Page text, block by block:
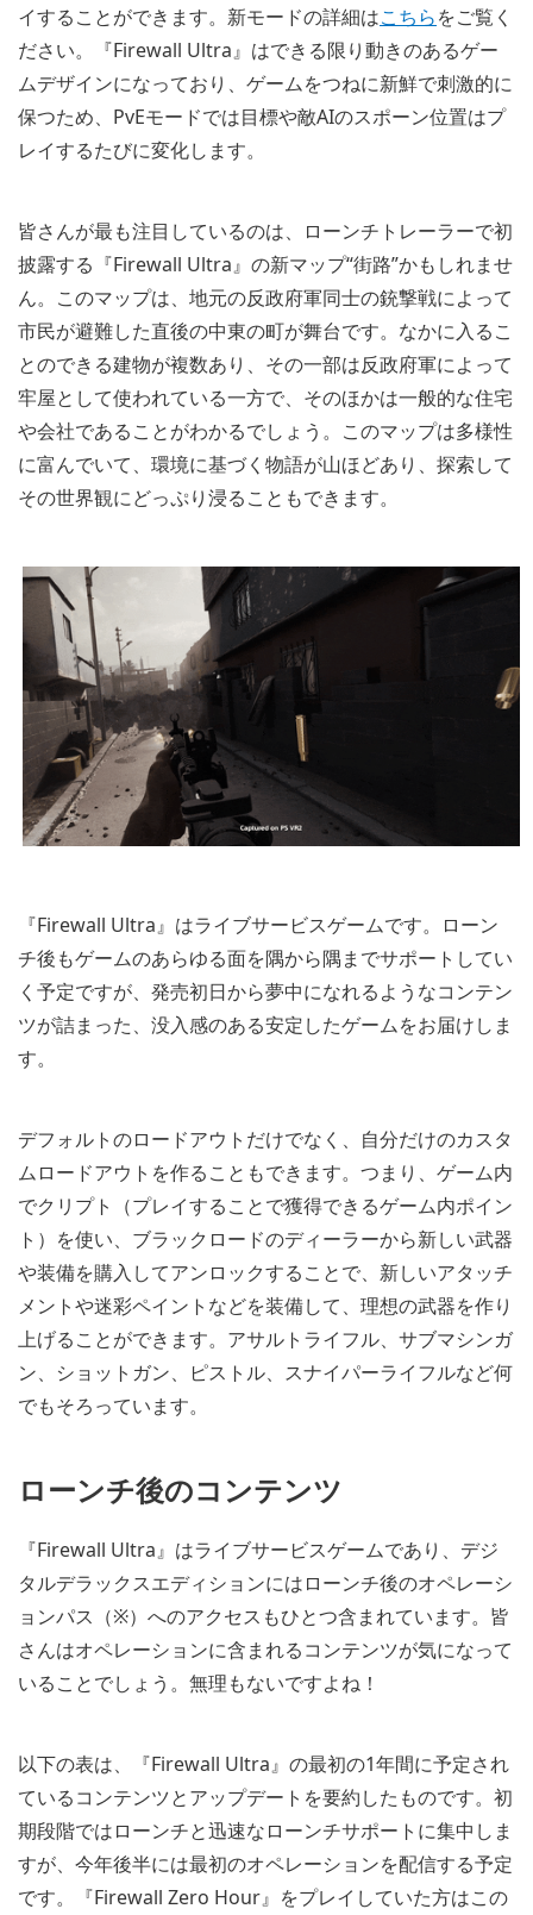
イすることができます。新モードの詳細はこちらをご覧く
ださい。『Firewall Ultra』はできる限り動きのあるゲー
ムデザインになっており、ゲームをつねに新鮮で刺激的に
保つため、PvEモードでは目標や敵AIのスポーン位置はプ
レイするたびに変化します。
皆さんが最も注目しているのは、ローンチトレーラーで初
披露する『Firewall Ultra』の新マップ“街路”かもしれませ
ん。このマップは、地元の反政府軍同士の銃撃戦によって
市民が避難した直後の中東の町が舞台です。なかに入るこ
とのできる建物が複数あり、その一部は反政府軍によって
牢屋として使われている一方で、そのほかは一般的な住宅
や会社であることがわかるでしょう。このマップは多様性
に富んでいて、環境に基づく物語が山ほどあり、探索して
その世界観にどっぷり浸ることもできます。
『Firewall Ultra』はライブサービスゲームです。ローン
チ後もゲームのあらゆる面を隅から隅までサポートしてい
く予定ですが、発売初日から夢中になれるようなコンテン
ツが詰まった、没入感のある安定したゲームをお届けしま
す。
デフォルトのロードアウトだけでなく、自分だけのカスタ
ムロードアウトを作ることもできます。つまり、ゲーム内
でクリプト（プレイすることで獲得できるゲーム内ポイン
ト）を使い、ブラックロードのディーラーから新しい武器
や装備を購入してアンロックすることで、新しいアタッチ
メントや迷彩ペイントなどを装備して、理想の武器を作り
上げることができます。アサルトライフル、サブマシンガ
ン、ショットガン、ピストル、スナイパーライフルなど何
でもそろっています。
ローンチ後のコンテンツ
『Firewall Ultra』はライブサービスゲームであり、デジ
タルデラックスエディションにはローンチ後のオペレーシ
ョンパス（※）へのアクセスもひとつ含まれています。皆
さんはオペレーションに含まれるコンテンツが気になって
いることでしょう。無理もないですよね！
以下の表は、『Firewall Ultra』の最初の1年間に予定され
ているコンテンツとアップデートを要約したものです。初
期段階ではローンチと迅速なローンチサポートに集中しま
すが、今年後半には最初のオペレーションを配信する予定
です。『Firewall Zero Hour』をプレイしていた方はこの